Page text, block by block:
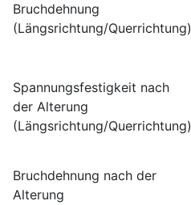
Bruchdehnung
(Längsrichtung/Querrichtung)
Spannungsfestigkeit nach
der Alterung
(Längsrichtung/Querrichtung)
Bruchdehnung nach der
Alterung